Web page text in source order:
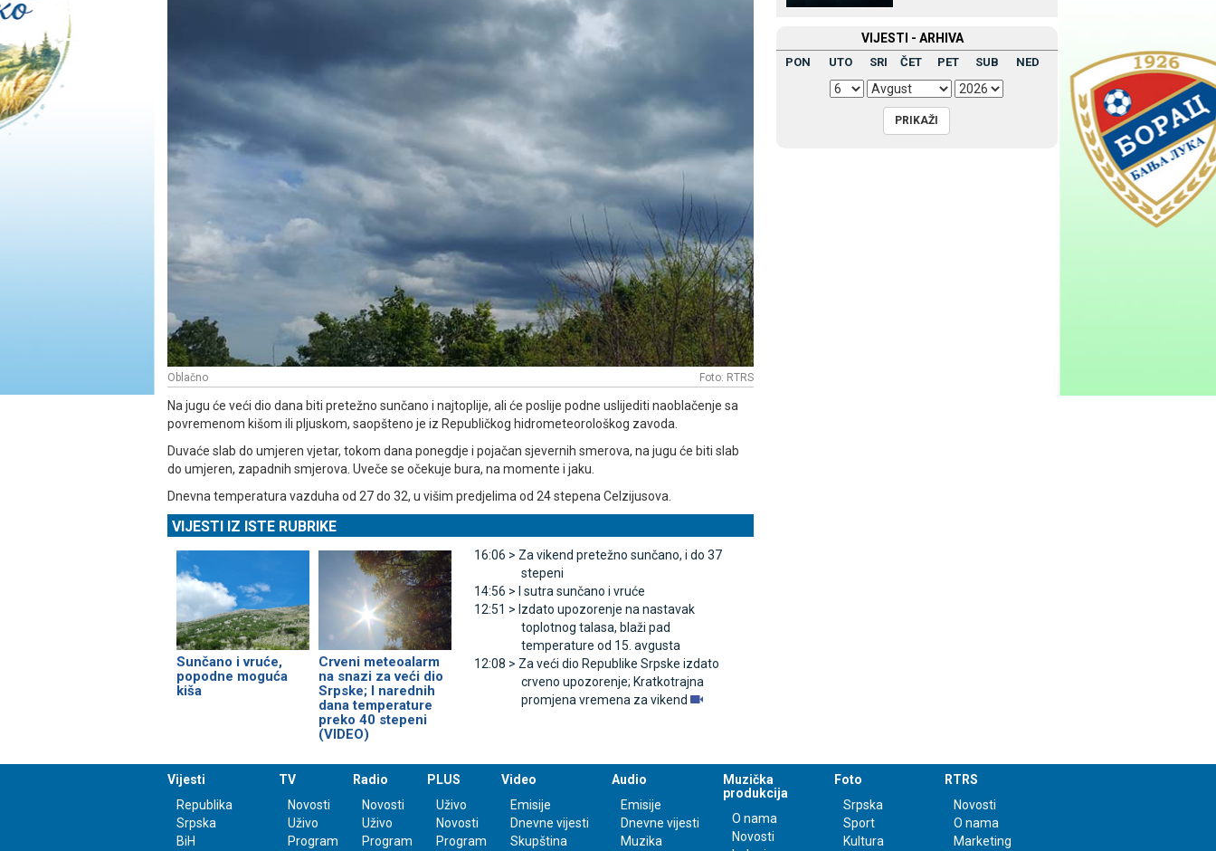
Oblačno Foto: RTRS
Na jugu će veći dio dana biti pretežno sunčano i najtoplije, ali će poslije podne uslijediti naoblačenje sa
povremenom kišom ili pljuskom, saopšteno je iz Republičkog hidrometeorološkog zavoda.
Duvaće slab do umjeren vjetar, tokom dana ponegdje i pojačan sjevernih smerova, na jugu će biti slab
do umjeren, zapadnih smjerova. Uveče se očekuje bura, na momente i jaku.
Dnevna temperatura vazduha od 27 do 32, u višim predjelima od 24 stepena Celzijusova.
VIJESTI IZ ISTE RUBRIKE
Sunčano i vruće,
popodne moguća
kiša
Crveni meteoalarm
na snazi za veći dio
Srpske; I narednih
dana temperature
preko 40 stepeni
(VIDEO)
16:06 > Za vikend pretežno sunčano, i do 37
stepeni
14:56 >
I sutra sunčano i vruće
12:51 > Izdato upozorenje na nastavak
toplotnog talasa, blaži pad
temperature od 15. avgusta
12:08 > Za veći dio Republike Srpske izdato
crveno upozorenje; Kratkotrajna
promjena vremena za vikend
VIЈESTI - ARHIVA
PON UTO SRI ČET PET SUB NED
Vijesti
Republika
Srpska
BiH
TV
Novosti
Uživo
Program
Radio
Novosti
Uživo
Program
PLUS
Uživo
Novosti
Program
Video
Emisije
Dnevne vijesti
Skupština
Audio
Emisije
Dnevne vijesti
Muzika
Muzička
produkcija
O nama
Novosti
Foto
Srpska
Sport
Kultura
RTRS
Novosti
O nama
Marketing